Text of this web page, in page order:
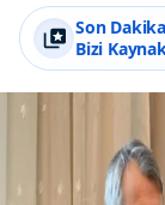
Son
Bizi